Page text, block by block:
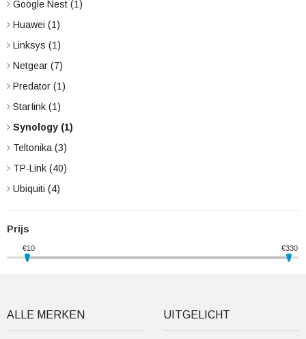
Google Nest (1)
Huawei (1)
Linksys (1)
Netgear (7)
Predator (1)
StarIink (1)
Synology (1)
Teltonika (3)
TP-Link (40)
Ubiquiti (4)
Prijs
€10 €330
ALLE MERKEN UITGELICHT